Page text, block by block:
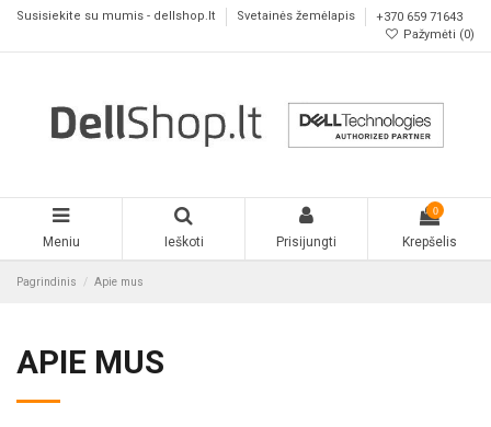
Susisiekite su mumis - dellshop.lt Svetainės žemėlapis
+370 659 71643
Pažymėti (0)
Meniu Ieškoti Prisijungti
0
Krepšelis
Pagrindinis Apie mus
APIE MUS